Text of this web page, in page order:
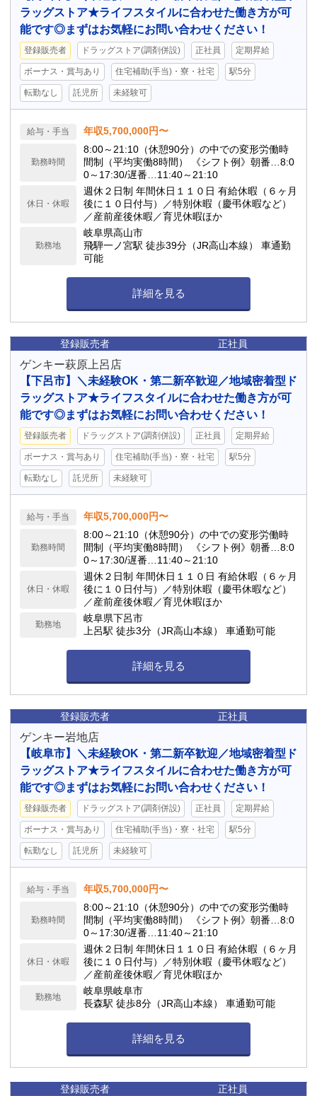
ラッグストア★ライフスタイルに合わせた働き方が可
能です◎まずはお気軽にお問い合わせください！
登録販売者 ドラッグストア(調剤併設) 正社員 定期昇給
ボーナス・賞与あり 住宅補助(手当)・寮・社宅 駅5分
転勤なし 託児所 未経験可
給与・手当 年収5,700,000円〜
勤務時間
8:00～21:10（休憩90分）の中での変形労働時
間制（平均実働8時間） 《シフト例》朝番…8:0
0～17:30/遅番…11:40～21:10
休日・休暇
週休２日制 年間休日１１０日 有給休暇（６ヶ月
後に１０日付与）／特別休暇（慶弔休暇など）
／産前産後休暇／育児休暇ほか
勤務地
岐阜県高山市
飛騨一ノ宮駅 徒歩39分（JR高山本線） 車通勤
可能
詳細を見る
登録販売者 正社員
ゲンキー萩原上呂店
【下呂市】＼未経験OK・第二新卒歓迎／地域密着型ド
ラッグストア★ライフスタイルに合わせた働き方が可
能です◎まずはお気軽にお問い合わせください！
登録販売者 ドラッグストア(調剤併設) 正社員 定期昇給
ボーナス・賞与あり 住宅補助(手当)・寮・社宅 駅5分
転勤なし 託児所 未経験可
給与・手当 年収5,700,000円〜
勤務時間
8:00～21:10（休憩90分）の中での変形労働時
間制（平均実働8時間） 《シフト例》朝番…8:0
0～17:30/遅番…11:40～21:10
休日・休暇
週休２日制 年間休日１１０日 有給休暇（６ヶ月
後に１０日付与）／特別休暇（慶弔休暇など）
／産前産後休暇／育児休暇ほか
勤務地
岐阜県下呂市
上呂駅 徒歩3分（JR高山本線） 車通勤可能
詳細を見る
登録販売者 正社員
ゲンキー岩地店
【岐阜市】＼未経験OK・第二新卒歓迎／地域密着型ド
ラッグストア★ライフスタイルに合わせた働き方が可
能です◎まずはお気軽にお問い合わせください！
登録販売者 ドラッグストア(調剤併設) 正社員 定期昇給
ボーナス・賞与あり 住宅補助(手当)・寮・社宅 駅5分
転勤なし 託児所 未経験可
給与・手当 年収5,700,000円〜
勤務時間
8:00～21:10（休憩90分）の中での変形労働時
間制（平均実働8時間） 《シフト例》朝番…8:0
0～17:30/遅番…11:40～21:10
休日・休暇
週休２日制 年間休日１１０日 有給休暇（６ヶ月
後に１０日付与）／特別休暇（慶弔休暇など）
／産前産後休暇／育児休暇ほか
勤務地
岐阜県岐阜市
長森駅 徒歩8分（JR高山本線） 車通勤可能
詳細を見る
登録販売者 正社員